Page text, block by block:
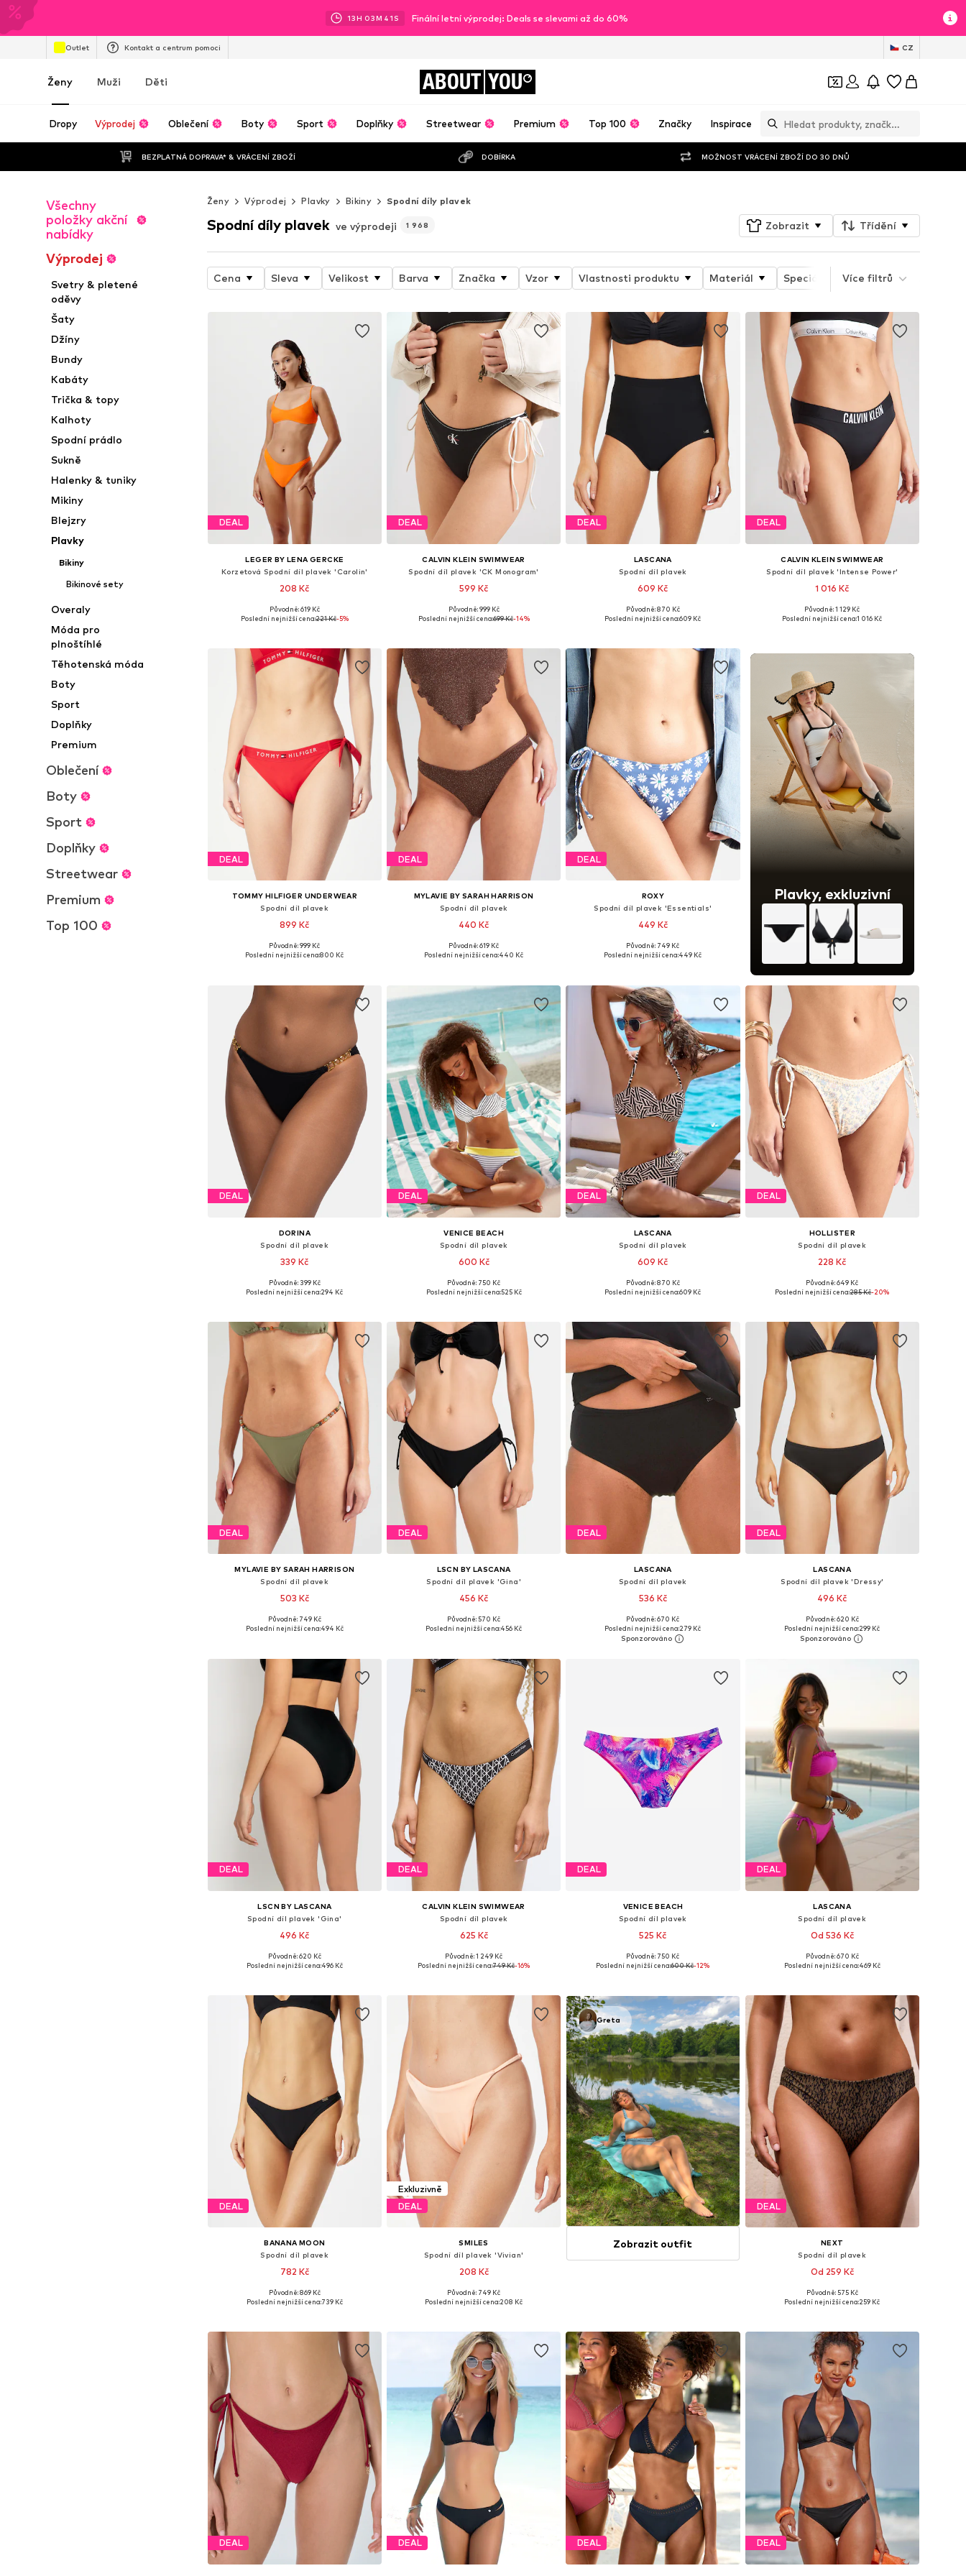
13H 03M 39 S Finální letní výprodej: Deals se slevami až do 60%
Outlet Kontakt a centrum pomoci CZ
Ženy Muži Děti ABOUT YOU
Dropy Výprodej Oblečení Boty Sport Doplňky Streetwear Premium Top 100 Značky Inspirace
BEZPLATNÁ DOPRAVA* & VRÁCENÍ ZBOŽÍ DOBÍRKA MOŽNOST VRÁCENÍ ZBOŽÍ DO 30 DNŮ
Všechny
položky akční
nabídky
Výprodej
Svetry & pletené
oděvy
Šaty
Džíny
Bundy
Kabáty
Trička & topy
Kalhoty
Spodní prádlo
Sukně
Halenky & tuniky
Mikiny
Blejzry
Plavky
Bikiny
Bikinové sety
Overaly
Móda pro
plnoštíhlé
Těhotenská móda
Boty
Sport
Doplňky
Premium
Oblečení
Boty
Sport
Doplňky
Streetwear
Premium
Top 100
Ženy Výprodej Plavky Bikiny Spodní díly plavek
Spodní díly plavek ve výprodeji 1 968 Zobrazit Třídění
Cena Sleva Velikost Barva Značka Vzor Vlastnosti produktu Materiál Speciální velikosti Druh
Více filtrů
DEAL
LEGER BY LENA GERCKE
Korzetová Spodní díl plavek 'Carolin'
208 Kč
Dostupné velikosti: XS, S, M, XL, XXL
Původně: 619 Kč
Poslední nejnižší cena:221 Kč-5%
DEAL
CALVIN KLEIN SWIMWEAR
Spodní díl plavek 'CK Monogram'
599 Kč
Dostupné velikosti: XS, S, M, L, XL
Původně: 999 Kč
Poslední nejnižší cena:699 Kč-14%
DEAL
LASCANA
Spodní díl plavek
609 Kč
Dostupné velikosti: S, S-M, L-XL, XL-XXL
Původně: 870 Kč
Poslední nejnižší cena:609 Kč
DEAL
CALVIN KLEIN SWIMWEAR
Spodní díl plavek 'Intense Power'
1 016 Kč
Dostupné velikosti: XS, S, M, L
Původně: 1 129 Kč
Poslední nejnižší cena:1 016 Kč
DEAL
TOMMY HILFIGER UNDERWEAR
Spodní díl plavek
899 Kč
Dostupné velikosti: XS, S, M, L, XL
Původně: 999 Kč
Poslední nejnižší cena:800 Kč
DEAL
MYLAVIE BY SARAH HARRISON
Spodní díl plavek
440 Kč
Dostupné velikosti: XS, S, M, L
Původně: 619 Kč
Poslední nejnižší cena:440 Kč
DEAL
ROXY
Spodní díl plavek 'Essentials'
449 Kč
Dostupné velikosti: S, M, L
Původně: 749 Kč
Poslední nejnižší cena:449 Kč
Plavky, exkluzivní
DEAL
DORINA
Spodní díl plavek
339 Kč
Dostupné velikosti: S, M, L
Původně: 399 Kč
Poslední nejnižší cena:294 Kč
DEAL
VENICE BEACH
Spodní díl plavek
600 Kč
Dostupné velikosti: XS, M, L, XL
Původně: 750 Kč
Poslední nejnižší cena:525 Kč
DEAL
LASCANA
Spodní díl plavek
609 Kč
Dostupné velikosti: XS, S, M, L, XL, XXL
Původně: 870 Kč
Poslední nejnižší cena:609 Kč
DEAL
HOLLISTER
Spodní díl plavek
228 Kč
Dostupné velikosti: XS, S, M, L
Původně: 649 Kč
Poslední nejnižší cena:285 Kč-20%
DEAL
MYLAVIE BY SARAH HARRISON
Spodní díl plavek
503 Kč
Dostupné velikosti: S, M, L, XL
Původně: 749 Kč
Poslední nejnižší cena:494 Kč
DEAL
LSCN BY LASCANA
Spodní díl plavek 'Gina'
456 Kč
+4
Dostupné v mnoha velikostech
Původně: 570 Kč
Poslední nejnižší cena:456 Kč
DEAL
LASCANA
Spodní díl plavek
536 Kč
Dostupné velikosti: M, XXL, XXXL, 4XL, 5XL
Přidat do košíku
Původně: 670 Kč
Poslední nejnižší cena:279 Kč
DEAL
LASCANA
Spodní díl plavek 'Dressy'
496 Kč
Dostupné v mnoha velikostech
Přidat do košíku
Původně: 620 Kč
Poslední nejnižší cena:299 Kč
DEAL
LSCN BY LASCANA
Spodní díl plavek 'Gina'
496 Kč
Dostupné v mnoha velikostech
Původně: 620 Kč
Poslední nejnižší cena:496 Kč
DEAL
CALVIN KLEIN SWIMWEAR
Spodní díl plavek
625 Kč
Dostupné velikosti: S, M, L, XL
Původně: 1 249 Kč
Poslední nejnižší cena:749 Kč-16%
DEAL
VENICE BEACH
Spodní díl plavek
525 Kč
Dostupné velikosti: XS, S, M, XL, XXL
Původně: 750 Kč
Poslední nejnižší cena:600 Kč-12%
DEAL
LASCANA
Spodní díl plavek
Od 536 Kč
Dostupné velikosti: XS, M, L, XL
Původně: 670 Kč
Poslední nejnižší cena:469 Kč
DEAL
BANANA MOON
Spodní díl plavek
782 Kč
Dostupné velikosti: S, M, L, XL
Původně: 869 Kč
Poslední nejnižší cena:739 Kč
Exkluzivně
DEAL
SMILES
Spodní díl plavek 'Vivian'
208 Kč
Dostupné velikosti: XS, S, M, L, XL
Původně: 749 Kč
Poslední nejnižší cena:208 Kč
Greta
Zobrazit outfit
DEAL
NEXT
Spodní díl plavek
Od 259 Kč
+ 15
Dostupné v mnoha velikostech
Původně: 575 Kč
Poslední nejnižší cena:259 Kč
DEAL DEAL DEAL DEAL